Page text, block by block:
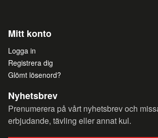
Mitt konto
Logga in
Registrera dig
Glömt lösenord?
Nyhetsbrev
Prenumerera på vårt nyhetsbrev och
erbjudande, tävling eller annat kul.